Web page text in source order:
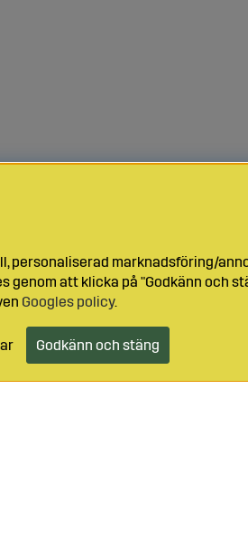
marknadsföring/
att klicka på "Godkänn och
Googles policy.
Godkänn och stäng